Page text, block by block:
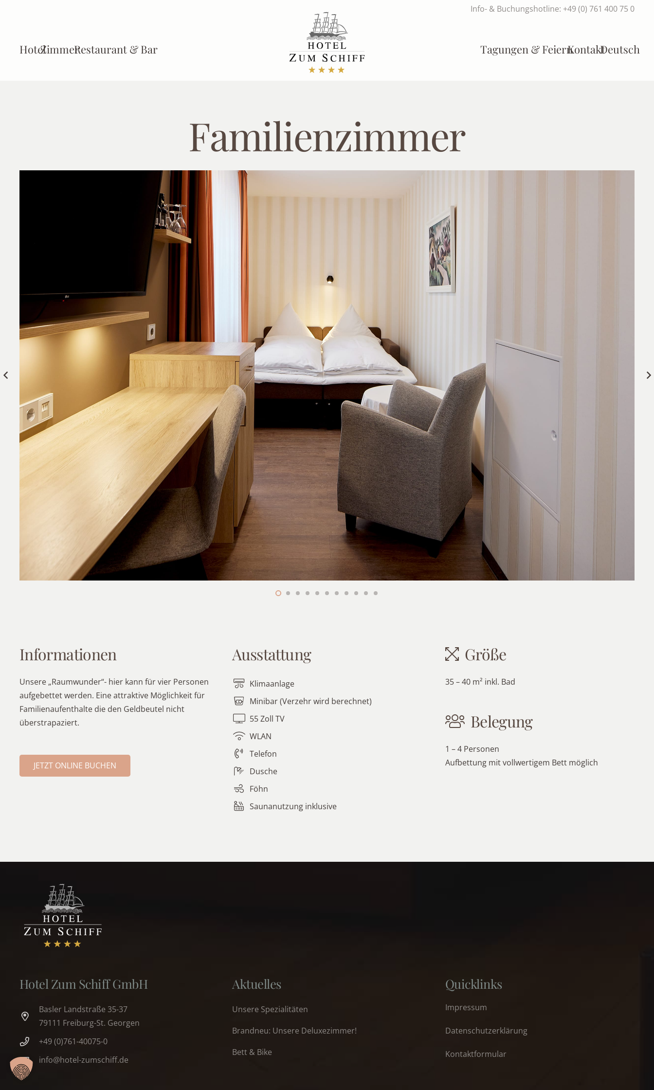
Info- & Buchungshotline: +49 (0) 761 400 75 0
HotelZimmerRestaurant & Bar Tagungen & FeiernKontaktDeutsch
Familien­zimmer
Informationen
Unsere „Raumwunder“- hier kann für vier Personen
aufgebettet werden. Eine attraktive Möglichkeit für
Familienaufenthalte die den Geldbeutel nicht
überstrapaziert.
JETZT ONLINE BUCHEN
Ausstattung
Klimaanlage
Minibar (Verzehr wird berechnet)
55 Zoll TV
WLAN
Telefon
Dusche
Föhn
Saunanutzung inklusive
Größe
35 – 40 m² inkl. Bad
Belegung
1 – 4 Personen
Aufbettung mit vollwertigem Bett möglich
Hotel Zum Schiff GmbH
Basler Landstraße 35-37
79111 Freiburg-St. Georgen
+49 (0)761-40075-0
info@hotel-zumschiff.de
Aktuelles
Unsere Spezialitäten
Brandneu: Unsere Deluxezimmer!
Bett & Bike
Quicklinks
Impressum
Datenschutz­erklärung
Kontaktformular